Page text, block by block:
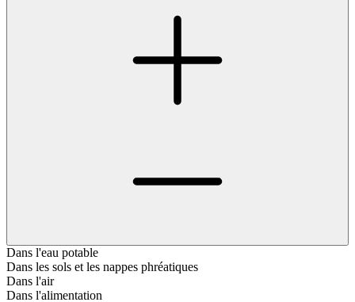
Dans l'eau potable
Dans les sols et les nappes phréatiques
Dans l'air
Dans l'alimentation